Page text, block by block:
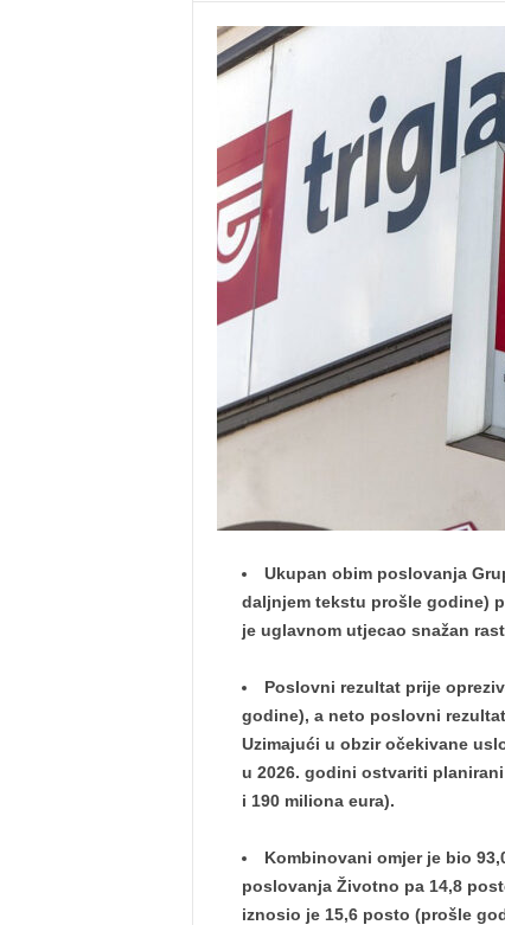
Ukupan obim poslovanja
daljnjem tekstu prošle godine)
je uglavnom utjecao snažan
Poslovni rezultat prije
godine), a neto poslovni
Uzimajući u obzir očekivane
u 2026. godini ostvariti
i 190 miliona eura).
Kombinovani omjer je bio
poslovanja Životno pa 14,8
iznosio je 15,6 posto (prošle